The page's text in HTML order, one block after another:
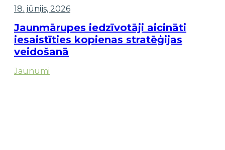
18. jūnijs, 2026
Jaunmārupes iedzīvotāji aicināti
iesaistīties kopienas stratēģijas
veidošanā
Jaunumi